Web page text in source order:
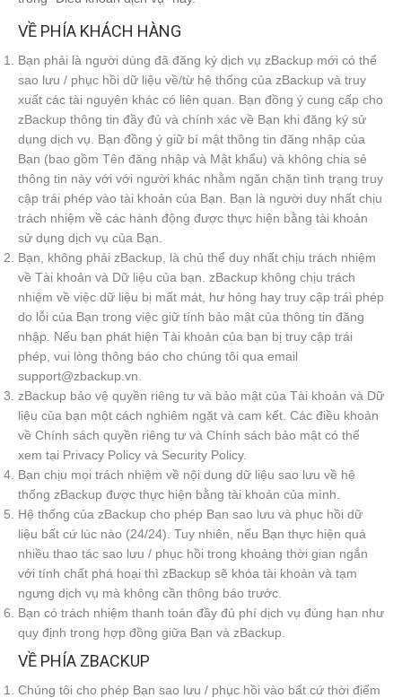
VỀ PHÍA KHÁCH HÀNG
Bạn phải là người dùng đã đăng ký dịch vụ zBackup mới có thể
sao lưu / phục hồi dữ liệu về/từ hệ thống của zBackup và truy
xuất các tài nguyên khác có liên quan. Bạn đồng ý cung cấp cho
zBackup thông tin đầy đủ và chính xác về Bạn khi đăng ký sử
dụng dịch vụ. Bạn đồng ý giữ bí mật thông tin đăng nhập của
Bạn (bao gồm Tên đăng nhập và Mật khẩu) và không chia sẻ
thông tin này với với người khác nhằm ngăn chặn tình trạng truy
cập trái phép vào tài khoản của Bạn. Bạn là người duy nhất chịu
trách nhiệm về các hành động được thực hiện bằng tài khoản
sử dụng dịch vụ của Bạn.
Bạn, không phải zBackup, là chủ thể duy nhất chịu trách nhiệm
về Tài khoản và Dữ liệu của bạn. zBackup không chịu trách
nhiệm về việc dữ liệu bị mất mát, hư hỏng hay truy cập trái phép
do lỗi của Bạn trong việc giữ tính bảo mật của thông tin đăng
nhập. Nếu bạn phát hiện Tài khoản của bạn bị truy cập trái
phép, vui lòng thông báo cho chúng tôi qua email
support@zbackup.vn.
zBackup bảo vệ quyền riêng tư và bảo mật của Tài khoản và Dữ
liệu của bạn một cách nghiêm ngặt và cam kết. Các điều khoản
về Chính sách quyền riêng tư và Chính sách bảo mật có thể
xem tại Privacy Policy và Security Policy.
Bạn chịu mọi trách nhiệm về nội dung dữ liệu sao lưu về hệ
thống zBackup được thực hiện bằng tài khoản của mình.
Hệ thống của zBackup cho phép Bạn sao lưu và phục hồi dữ
liệu bất cứ lúc nào (24/24). Tuy nhiên, nếu Bạn thực hiện quá
nhiều thao tác sao lưu / phục hồi trong khoảng thời gian ngắn
với tính chất phá hoại thì zBackup sẽ khóa tài khoản và tạm
ngưng dịch vụ mà không cần thông báo trước.
Bạn có trách nhiệm thanh toán đầy đủ phí dịch vụ đúng hạn như
quy định trong hợp đồng giữa Bạn và zBackup.
VỀ PHÍA ZBACKUP
Chúng tôi cho phép Bạn sao lưu / phục hồi vào bất cứ thời điểm